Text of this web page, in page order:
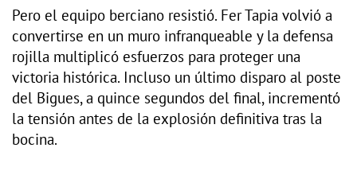
Pero el equipo berciano resistió. Fer Tapia volvió a
convertirse en un muro infranqueable y la defensa
rojilla multiplicó esfuerzos para proteger una
victoria histórica. Incluso un último disparo al poste
del Bigues, a quince segundos del final, incrementó
la tensión antes de la explosión definitiva tras la
bocina.